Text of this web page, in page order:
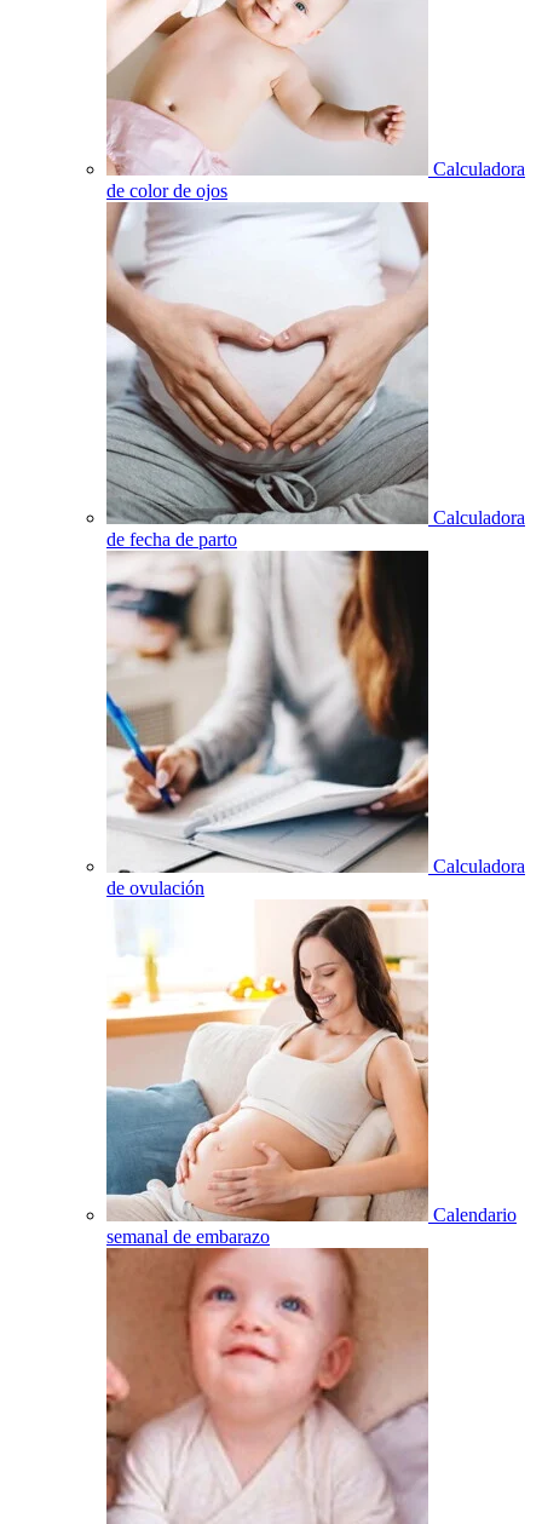
Calculadora
de color de ojos
Calculadora
de fecha de parto
Calculadora
de ovulación
Calendario
semanal de embarazo